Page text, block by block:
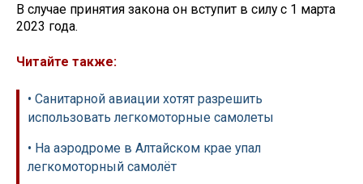
В случае принятия закона он вступит в силу с 1 марта
2023 года.
Читайте также:
• Санитарной авиации хотят разрешить
использовать легкомоторные самолеты
• На аэродроме в Алтайском крае упал
легкомоторный самолёт